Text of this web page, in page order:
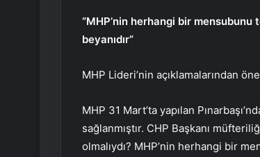
“MHP’nin herhangi bir
beyanıdır”
MHP Lideri’nin açıklamalarından
MHP 31 Mart’ta yapılan
sağlanmıştır. CHP Başkanı
olmalıydı? MHP’nin herhangi bir